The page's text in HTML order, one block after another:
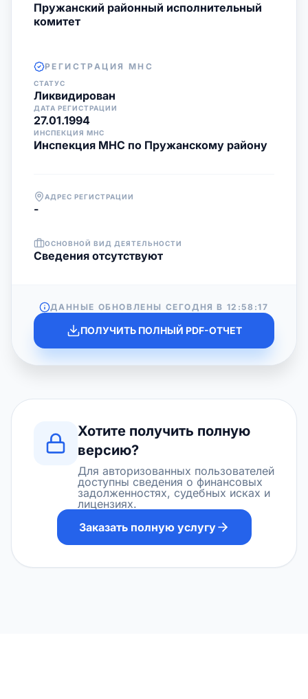
Пружанский районный исполнительный
комитет
РЕГИСТРАЦИЯ МНС
СТАТУС
Ликвидирован
ДАТА РЕГИСТРАЦИИ
27.01.1994
ИНСПЕКЦИЯ МНС
Инспекция МНС по Пружанскому району
АДРЕС РЕГИСТРАЦИИ
-
ОСНОВНОЙ ВИД ДЕЯТЕЛЬНОСТИ
Cведения отсутствуют
ДАННЫЕ ОБНОВЛЕНЫ СЕГОДНЯ В 12:58:17
ПОЛУЧИТЬ ПОЛНЫЙ PDF-ОТЧЕТ
Хотите получить полную
версию?
Для авторизованных пользователей
доступны сведения о финансовых
задолженностях, судебных исках и
лицензиях.
Заказать полную услугу